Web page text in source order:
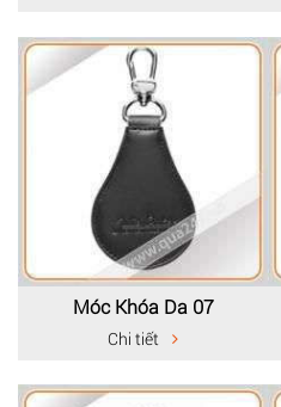
Móc Khóa Da 07
Chi tiết